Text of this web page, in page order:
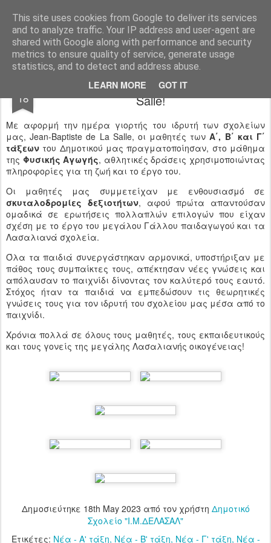
This site uses cookies from Google to deliver its services
and to analyze traffic. Your IP address and user-agent are
shared with Google along with performance and security
metrics to ensure quality of service, generate usage
statistics, and to detect and address abuse.
LEARN MORE GOT IT
Ιδιωτικό Δημοτικό Σχολείο "Ι.Μ.ΔΕΛΑΣΑΛ"
18
Χρόνια πολλά Jean-Baptiste de La
Salle!
Με αφορμή την ημέρα γιορτής του ιδρυτή των σχολείων
μας, Jean-Baptiste de La Salle, οι μαθητές τωνΑ΄, Β΄ και Γ΄
τάξεων του Δημοτικού μας πραγματοποίησαν, στο μάθημα
της Φυσικής Αγωγής, αθλητικές δράσεις χρησιμοποιώντας
πληροφορίες για τη ζωή και το έργο του.
Οι μαθητές μας συμμετείχαν με ενθουσιασμό σε
σκυταλοδρομίες δεξιοτήτων, αφού πρώτα απαντούσαν
ομαδικά σε ερωτήσεις πολλαπλών επιλογών που είχαν
σχέση με το έργο του μεγάλου Γάλλου παιδαγωγού και τα
Λασαλιανά σχολεία.
Όλα τα παιδιά συνεργάστηκαν αρμονικά, υποστήριξαν με
πάθος τους συμπαίκτες τους, απέκτησαν νέες γνώσεις και
απόλαυσαν το παιχνίδι δίνοντας τον καλύτερό τους εαυτό.
Στόχος ήταν τα παιδιά να εμπεδώσουν τις θεωρητικές
γνώσεις τους για τον ιδρυτή του σχολείου μας μέσα από το
παιχνίδι.
Χρόνια πολλά σε όλους τους μαθητές, τους εκπαιδευτικούς
και τους γονείς της μεγάλης Λασαλιανής οικογένειας!
Δημοσιεύτηκε 18th May 2023 από τον χρήστη Δημοτικό
Σχολείο "Ι.Μ.ΔΕΛΑΣΑΛ"
Ετικέτες: Νέα - Α' τάξη Νέα - Β' τάξη Νέα - Γ' τάξη Νέα -